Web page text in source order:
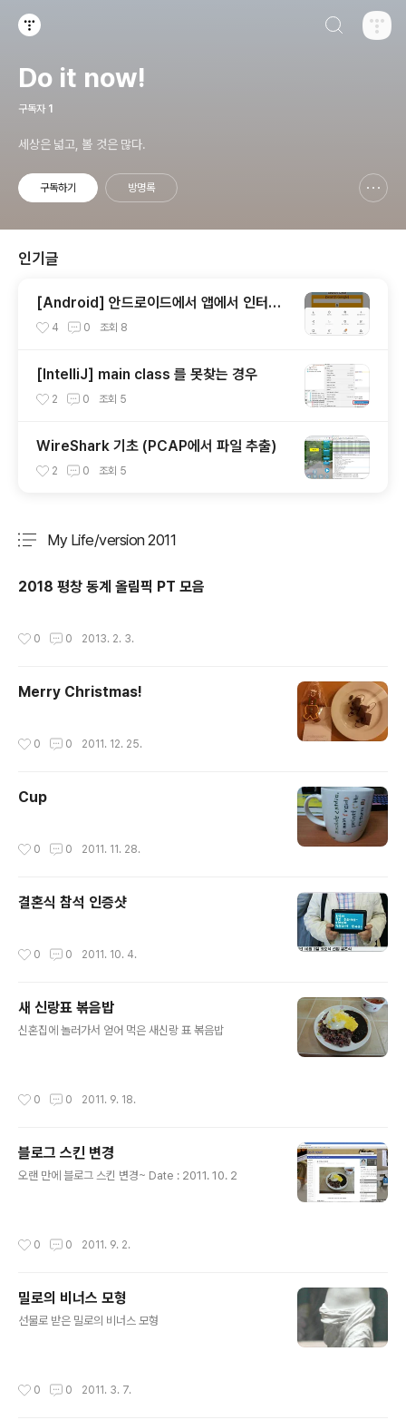
Do it now!
구독자 1
세상은 넓고, 볼 것은 많다.
구독하기 방명록
인기글
[Android] 안드로이드에서 앱에서 인터넷
링크가 안 열릴 때
4 0 조회 8
[IntelliJ] main class 를 못찾는 경우
2 0 조회 5
WireShark 기초 (PCAP에서 파일 추출)
2 0 조회 5
My Life/version 2011
2018 평창 동계 올림픽 PT 모음
0 0 2013. 2. 3.
Merry Christmas!
0 0 2011. 12. 25.
Cup
0 0 2011. 11. 28.
결혼식 참석 인증샷
0 0 2011. 10. 4.
새 신랑표 볶음밥
신혼집에 놀러가서 얻어 먹은 새신랑 표 볶음밥
0 0 2011. 9. 18.
블로그 스킨 변경
오랜 만에 블로그 스킨 변경~ Date : 2011. 10. 2
0 0 2011. 9. 2.
밀로의 비너스 모형
선물로 받은 밀로의 비너스 모형
0 0 2011. 3. 7.